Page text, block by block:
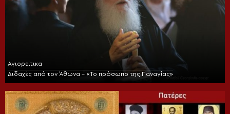
Αγιορείτικα
Διδαχές από τον Άθωνα – «Το πρόσωπο της Παναγίας»